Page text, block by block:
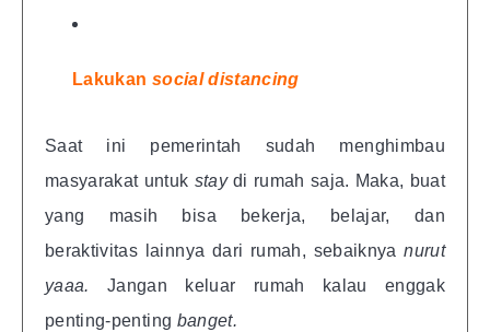
Lakukan social distancing
Saat ini pemerintah sudah menghimbau
masyarakat untuk staydi rumah saja. Maka, buat
yang masih bisa bekerja, belajar, dan
beraktivitas lainnya dari rumah, sebaiknyanurut
yaaa.
Jangan keluar rumah kalau enggak
penting-penting banget.